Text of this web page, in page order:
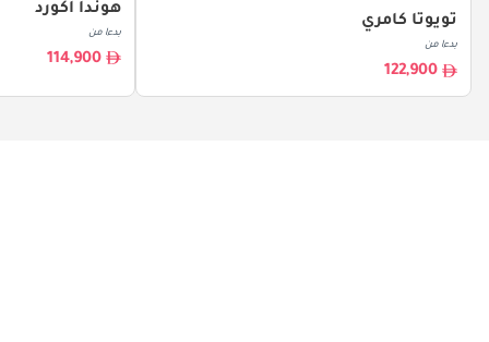
تويوتا كامري
بدءا من
122,900
هوندا أكورد
بدءا من
114,900